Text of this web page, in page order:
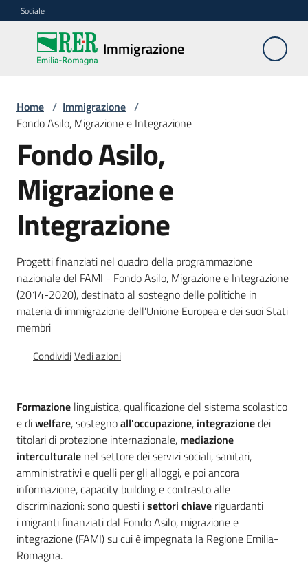
Vai al contenuto
Vai alla navigazione
Vai al footer
Sociale
Immigrazione
Immigrazione
Interventi
Progetti
europei
Documentazione
Osservatorio
regionale
Sociale
Argomenti
Novità
Home / Immigrazione /
Fondo Asilo, Migrazione e Integrazione
Fondo Asilo,
Migrazione e
Integrazione
Progetti finanziati nel quadro della programmazione
nazionale del FAMI - Fondo Asilo, Migrazione e Integrazione
(2014-2020), destinato al sostegno delle politiche in
materia di immigrazione dell’Unione Europea e dei suoi Stati
membri
CondividiVedi azioni
Formazione linguistica, qualificazione del sistema scolastico
e diwelfare, sostegnoall'occupazione, integrazionedei
titolari di protezione internazionale, mediazione
interculturale nel settore dei servizi sociali, sanitari,
amministrativi e quelli per gli alloggi, e poi ancora
informazione, capacity building e contrasto alle
discriminazioni: sono questi isettori chiave riguardanti
i migranti finanziati dal Fondo Asilo, migrazione e
integrazione (FAMI) su cui è impegnata la Regione Emilia-
Romagna.